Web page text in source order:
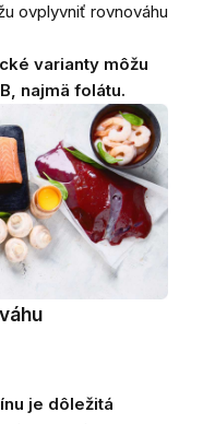
ovplyvniť rovnováhu
varianty môžu
najmä folátu.
je dôležitá